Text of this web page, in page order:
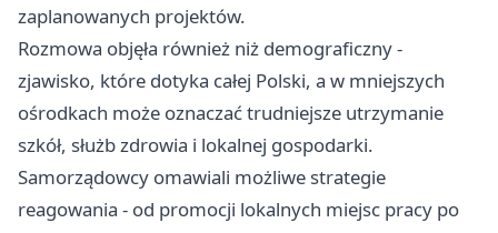
zaplanowanych projektów.
Rozmowa objęła również niż demograficzny -
zjawisko, które dotyka całej Polski, a w mniejszych
ośrodkach może oznaczać trudniejsze utrzymanie
szkół, służb zdrowia i lokalnej gospodarki.
Samorządowcy omawiali możliwe strategie
reagowania - od promocji lokalnych miejsc pracy po